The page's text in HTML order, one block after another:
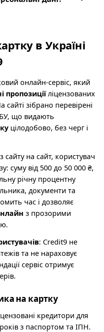
в Україні
онлайн-сервіс, який
пропозиціїліцензованих
зібрано перевірені
що видають
цілодобово, без черг і
на сайт, користувач
суму від 500 до 50 000 ₴,
річну процентну
документи та
час і дозволяє
з прозорими
: Credit9 не
та не нараховує
сервіс отримує
на картку
кредитори для
з паспортом та ІПН.